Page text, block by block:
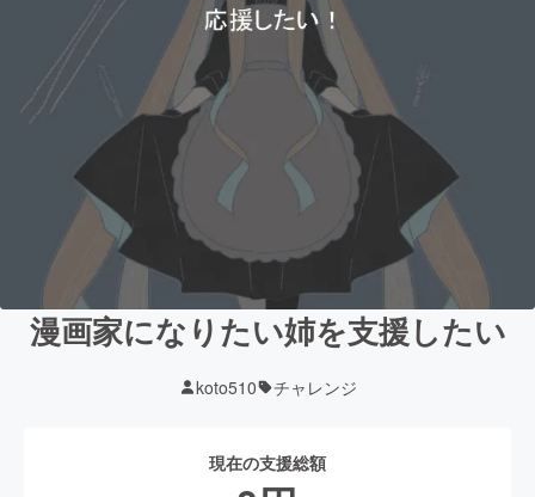
漫画家になりたい姉を支援したい
koto510 チャレンジ
現在の支援総額